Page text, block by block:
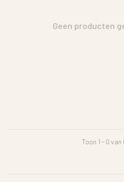
Geen producten
Toon 1 - 0 van